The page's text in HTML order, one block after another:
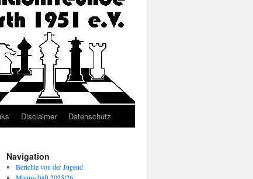
Disclaimer Datenschutz
Navigation
Berichte von der Jugend